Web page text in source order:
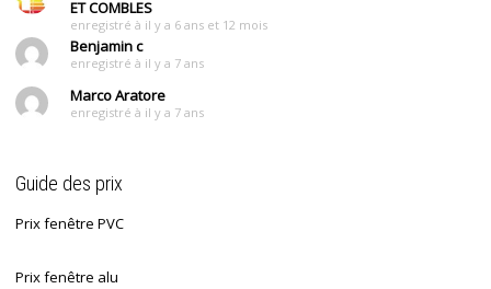
ET COMBLES
enregistré à il y a 6 ans et 12 mois
Benjamin c
enregistré à il y a 7 ans
Marco Aratore
enregistré à il y a 7 ans
Guide des prix
Prix fenêtre PVC
Prix fenêtre alu